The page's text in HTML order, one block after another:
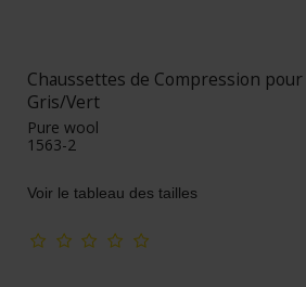
Chaussettes de Compression pour
Gris/Vert
Pure wool
1563-2
Voir le tableau des tailles